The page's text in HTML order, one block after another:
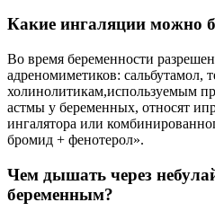
Какие ингаляции можно
Во время беременности
адреномиметиков: сальбутамол,
холинолитикам,используемым
астмы у беременных, относят
ингалятора или
бромид + фенотерол».
Чем дышать через
беременным?